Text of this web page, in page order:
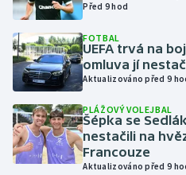
Judo
Krasobruslení
Lezení
Lyže a snowboard
Moderní pětiboj
Před 9 hod
FOTBAL
UEFA trvá na
omluva jí
Aktualizováno před 9
PLÁŽOVÝ VOLEJBAL
Šépka se
nestačili na
Francouze
Aktualizováno před 9